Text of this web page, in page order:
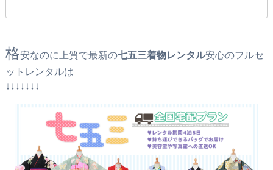
格安なのに上質で最新の七五三着物レンタル安心のフルセ
ットレンタルは
↓↓↓↓↓↓↓